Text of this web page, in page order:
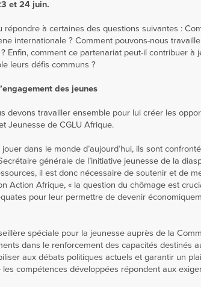
et 24 juin.
répondre à certaines des questions suivantes :
internationale ? Comment pouvons-nous
Enfin, comment ce partenariat peut-il contribuer
leurs défis communs ?
des jeunes
devons travailler ensemble pour lui créer les
Jeunesse de CGLU Afrique.
dans le monde d’aujourd’hui, ils sont
générale de l’initiative jeunesse de la
il est donc nécessaire de soutenir et de
Action Afrique, « la question du chômage est
pour leur permettre de devenir
spéciale pour la jeunesse auprès de la
dans le renforcement des capacités destinés
aux débats politiques actuels et garantir un
compétences développées répondent aux